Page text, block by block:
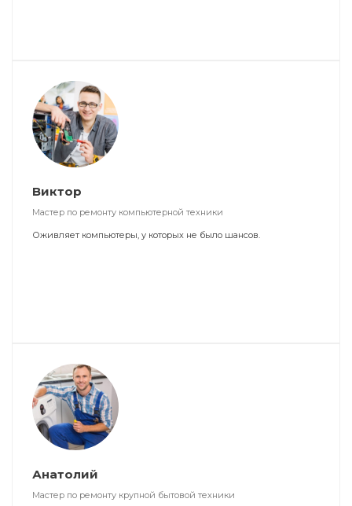
Виктор
Мастер по ремонту компьютерной техники
Оживляет компьютеры, у которых не было шансов.
Анатолий
Мастер по ремонту крупной бытовой техники